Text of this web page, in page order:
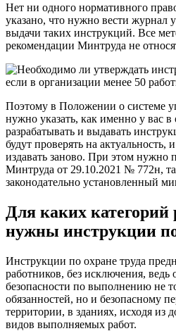
Нет ни одного нормативного
указано, что нужно вести журнал
выдачи таких инструкций. Все
рекомендации Минтруда не
Поэтому в Положении о системе
нужно указать, как именно у вас в
разрабатывать и выдавать
будут проверять на актуальность,
издавать заново. При этом нужно
Минтруда от 29.10.2021 № 772н,
законодательно установленный
Для каких категорий
нужны инструкции по
Инструкции по охране труда
работников, без исключения,
безопасности по выполнению не
обязанностей, но и безопасному
территории, в зданиях, исходя из
видов выполняемых работ.